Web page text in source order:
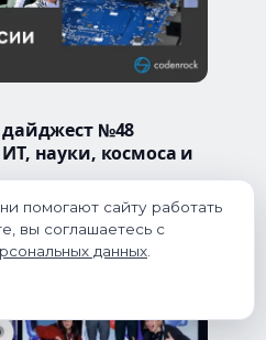
дайджест №48
науки, космоса и
помогают сайту работать
вы соглашаетесь с
данных